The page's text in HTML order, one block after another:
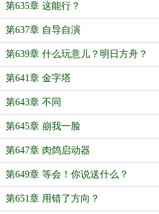
第635章 这能行？
第637章 自导自演
第639章 什么玩意儿？明日方舟？
第641章 金字塔
第643章 不同
第645章 崩我一脸
第647章 肉鸽启动器
第649章 等会！你说送什么？
第651章 用错了方向？